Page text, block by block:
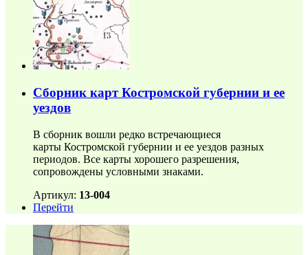
Сборник карт Костромской губернии и ее
уездов
В сборник вошли редко встречающиеся
карты Костромской губернии и ее уездов разных
периодов. Все карты хорошего разрешения,
сопровождены условными знаками.
Артикул: 13-004
Перейти